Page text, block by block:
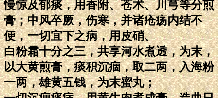
慢惊及郁痰，用香附、苍术、川芎等分煎
膏；中风卒厥，伤寒，并诸疮疡内结不
便，一切宜下之病，用皮硝、
白粉霜十分之三，共享河水煮透，为末，
以大黄煎膏，痰积沉痼，取二两，入海粉
一两，雄黄五钱，为末蜜丸；